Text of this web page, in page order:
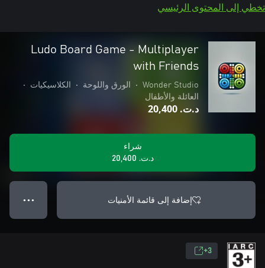
تخطي إلى المحتوى الرئيسي
Ludo Board Game - Multiplayer
with Friends
Wonder Studio
• الورق واللوحة • الكلاسيكيات
•
العائلة والأطفال
د.ت.‏ 20,400
شراء
د.ت.‏ 20,400
إضافة إلى قائمة الأمنيات ● ● ●
3+